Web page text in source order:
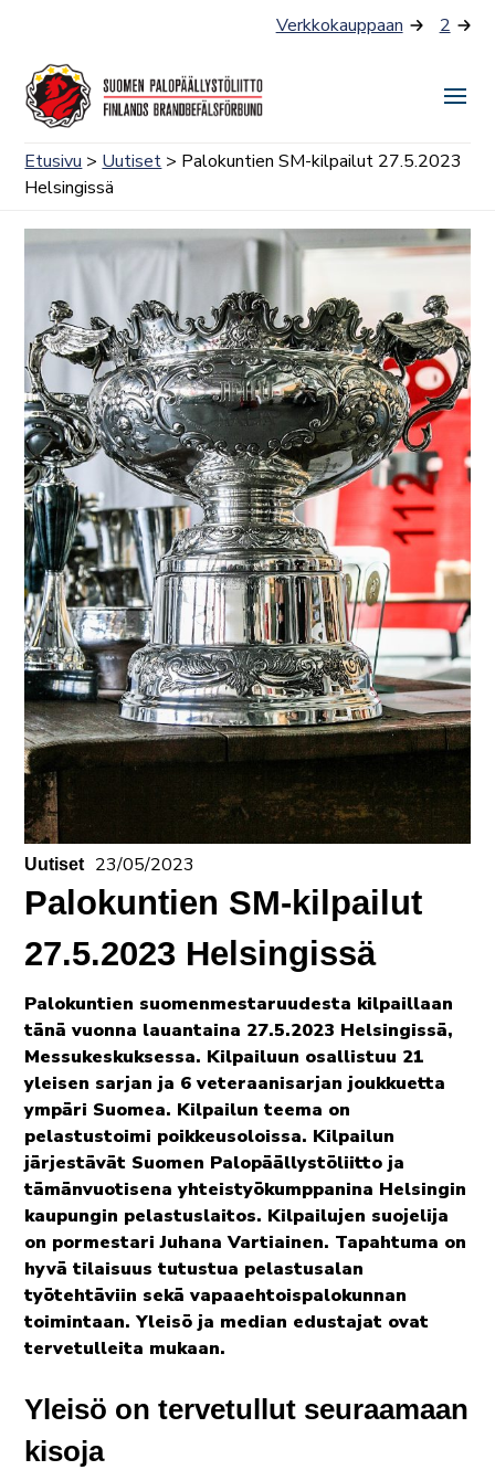
Verkkokauppaan 2
Etusivu > Uutiset > Palokuntien SM-kilpailut 27.5.2023
Helsingissä
Uutiset 23/05/2023
Palokuntien SM-kilpailut
27.5.2023 Helsingissä
Palokuntien suomenmestaruudesta kilpaillaan
tänä vuonna lauantaina 27.5.2023 Helsingissä,
Messukeskuksessa. Kilpailuun osallistuu 21
yleisen sarjan ja 6 veteraanisarjan joukkuetta
ympäri Suomea. Kilpailun teema on
pelastustoimi poikkeusoloissa. Kilpailun
järjestävät Suomen Palopäällystöliitto ja
tämänvuotisena yhteistyökumppanina Helsingin
kaupungin pelastuslaitos. Kilpailujen suojelija
on pormestari Juhana Vartiainen. Tapahtuma on
hyvä tilaisuus tutustua pelastusalan
työtehtäviin sekä vapaaehtoispalokunnan
toimintaan. Yleisö ja median edustajat ovat
tervetulleita mukaan.
Yleisö on tervetullut seuraamaan
kisoja